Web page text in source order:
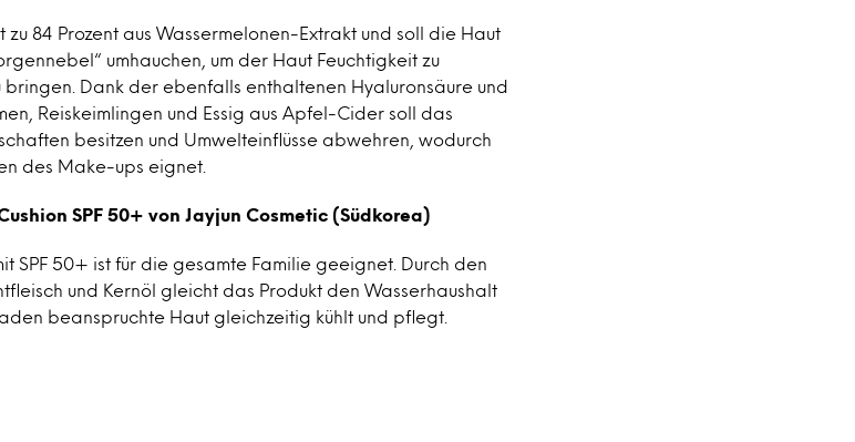
84 Prozent aus Wassermelonen-Extrakt und soll die Haut
umhauchen, um der Haut Feuchtigkeit zu
bringen. Dank der ebenfalls enthaltenen Hyaluronsäure und
Reiskeimlingen und Essig aus Apfel-Cider soll das
besitzen und Umwelteinflüsse abwehren, wodurch
des Make-ups eignet.
SPF 50+ von Jayjun Cosmetic (Südkorea)
SPF 50+ ist für die gesamte Familie geeignet. Durch den
und Kernöl gleicht das Produkt den Wasserhaushalt
beanspruchte Haut gleichzeitig kühlt und pflegt.